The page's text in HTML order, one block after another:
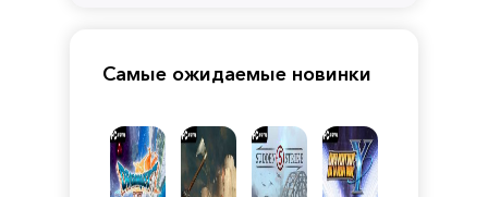
Самые ожидаемые новинки